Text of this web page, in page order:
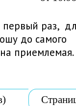
первый раз,
до самого
приемлемая.